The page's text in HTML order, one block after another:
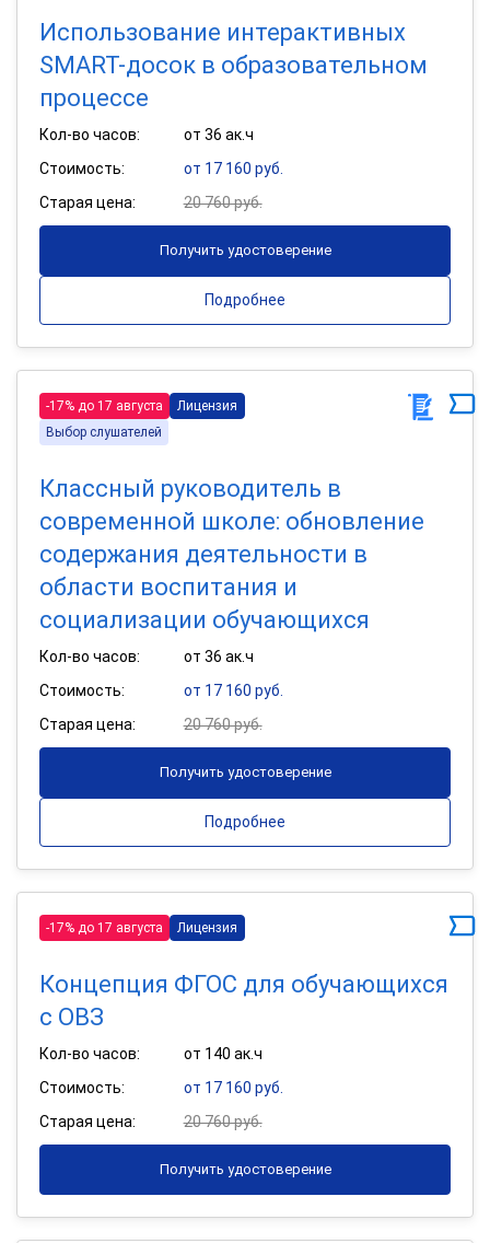
Использование интерактивных
SMART-досок в образовательном
процессе
Кол-во часов:
от 36 ак.ч
Стоимость:
от 17 160 руб.
Старая цена:
20 760 руб.
Получить удостоверение
Подробнее
-17% до 17 августа
Лицензия
Выбор слушателей
Классный руководитель в
современной школе: обновление
содержания деятельности в
области воспитания и
социализации обучающихся
Кол-во часов:
от 36 ак.ч
Стоимость:
от 17 160 руб.
Старая цена:
20 760 руб.
Получить удостоверение
Подробнее
-17% до 17 августа Лицензия
Концепция ФГОС для обучающихся
с ОВЗ
Кол-во часов:
от 140 ак.ч
Стоимость:
от 17 160 руб.
Старая цена:
20 760 руб.
Получить удостоверение